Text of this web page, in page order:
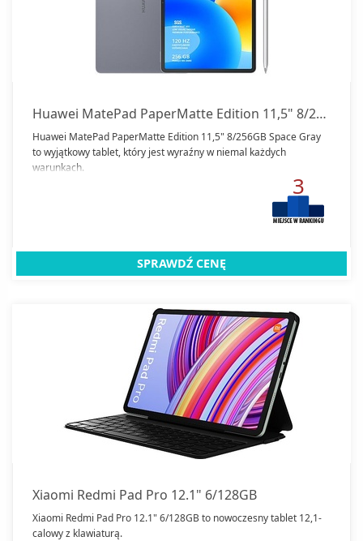
Huawei MatePad PaperMatte Edition 11,5" 8/256GB Space Gray
Huawei MatePad PaperMatte Edition 11,5" 8/256GB Space Gray
to wyjątkowy tablet, który jest wyraźny w niemal każdych
warunkach.
3
SPRAWDŹ CENĘ
Xiaomi Redmi Pad Pro 12.1" 6/128GB
Xiaomi Redmi Pad Pro 12.1" 6/128GB to nowoczesny tablet 12,1-
calowy z klawiaturą.